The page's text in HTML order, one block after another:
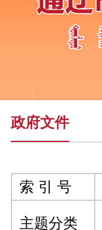
政府文件
索 引 号
主题分类